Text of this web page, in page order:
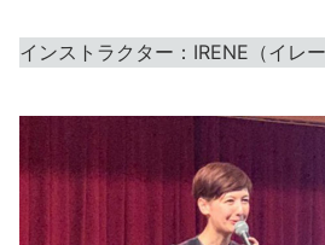
インストラクター：IRENE（イ